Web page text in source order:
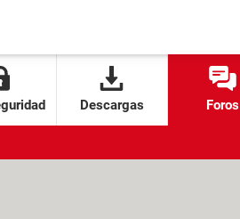
Descargas Foros